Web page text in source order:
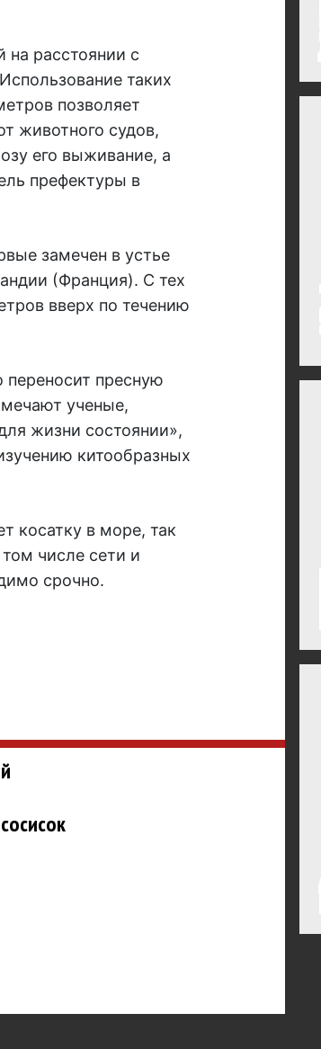
расстоянии с
таких
позволяет
животного судов,
его выживание, а
префектуры в
замечен в устье
(Франция). С тех
вверх по течению
переносит пресную
ученые,
жизни состоянии»,
китообразных
косатку в море, так
числе сети и
срочно.